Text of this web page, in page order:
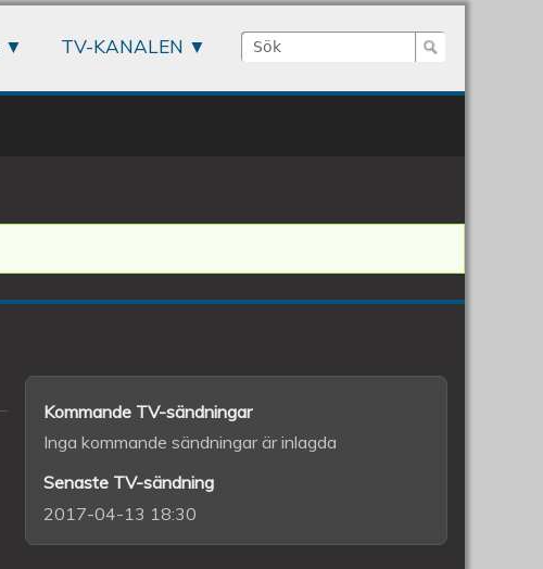
Sökformulär
Sök
TV-KANALEN
Kommande TV-sändningar
Inga kommande sändningar är inlagda
Senaste TV-sändning
2017-04-13 18:30